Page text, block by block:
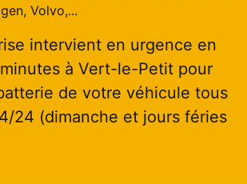
Volvo,...
intervient en urgence en
à Vert-le-Petit pour
de votre véhicule tous
24 (dimanche et jours féries